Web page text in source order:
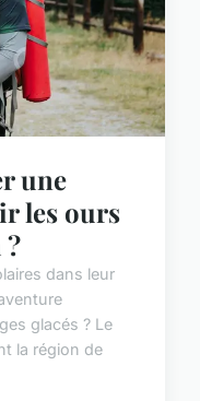
une
les ours
dans leur
glacés ? Le
la région de